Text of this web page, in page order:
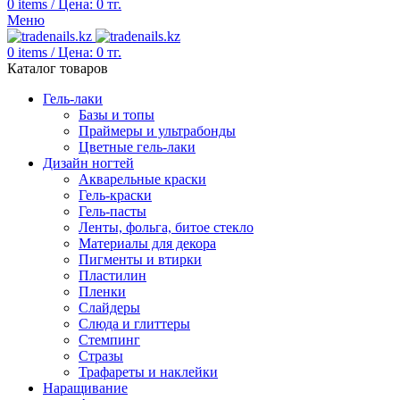
0 items / Цена: 0 тг.
Меню
0 items / Цена: 0 тг.
Каталог товаров
Гель-лаки
Базы и топы
Праймеры и ультрабонды
Цветные гель-лаки
Дизайн ногтей
Акварельные краски
Гель-краски
Гель-пасты
Ленты, фольга, битое стекло
Материалы для декора
Пигменты и втирки
Пластилин
Пленки
Слайдеры
Слюда и глиттеры
Стемпинг
Стразы
Трафареты и наклейки
Наращивание